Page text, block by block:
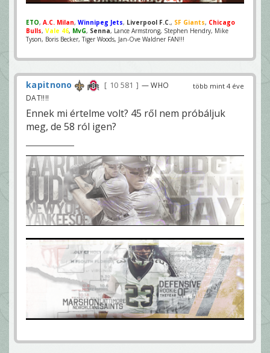
ETO, A.C. Milan, Winnipeg Jets, Liverpool F.C., SF Giants, Chicago
Bulls, Vale 46, MvG, Senna, Lance Armstrong, Stephen Hendry, Mike
Tyson, Boris Becker, Tiger Woods, Jan-Ove Waldner FAN!!!
több mint 4 éve
kapitnono 10 581
— WHO
DAT!!!!
Ennek mi értelme volt? 45 ről nem próbáljuk
meg, de 58 ról igen?